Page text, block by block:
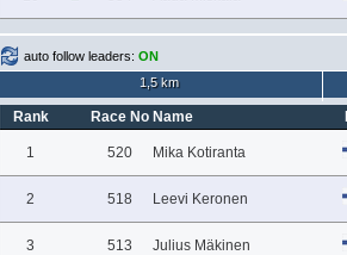
auto follow leaders: ON
1,5 km
Rank Race No Name
1 520 Mika Kotiranta
2 518 Leevi Keronen
3 513 Julius Mäkinen